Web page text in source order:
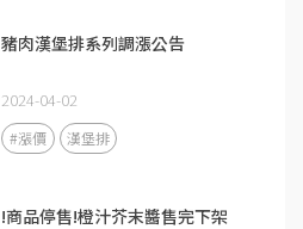
豬肉漢堡排系列調漲公告
2024-04-02
#漲價 漢堡排
!商品停售!橙汁芥末醬售完下架